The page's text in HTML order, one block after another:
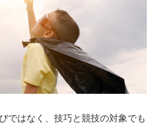
ではなく、技巧と競技の対象でも